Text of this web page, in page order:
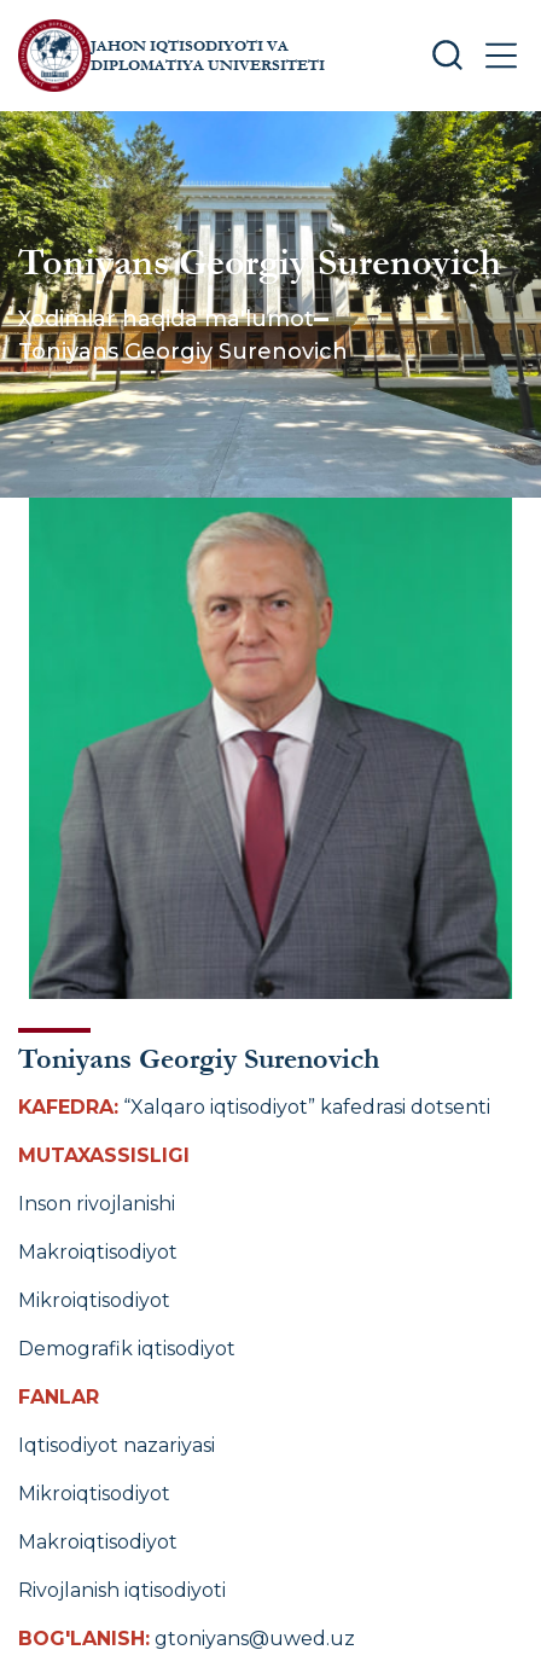
JAHON IQTISODIYOTI VA
DIPLOMATIYA UNIVERSITETI
SEARCH
Toniyans Georgiy Surenovich
Xodimlar haqida ma'lumot
Toniyans Georgiy Surenovich
Toniyans Georgiy Surenovich
KAFEDRA: “Xalqaro iqtisodiyot” kafedrasi dotsenti
MUTAXASSISLIGI
Inson rivojlanishi
Makroiqtisodiyot
Mikroiqtisodiyot
Demografik iqtisodiyot
FANLAR
Iqtisodiyot nazariyasi
Mikroiqtisodiyot
Makroiqtisodiyot
Rivojlanish iqtisodiyoti
BOG'LANISH: gtoniyans@uwed.uz